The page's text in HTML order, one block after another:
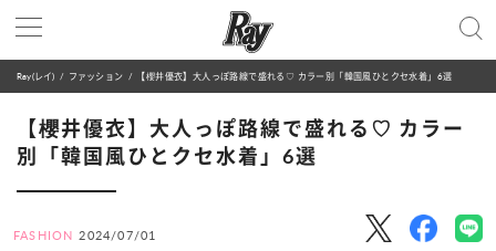
Ray(レイ) ファッション 【櫻井優衣】大人っぽ路線で盛れる♡ カラー別「韓国風ひとクセ水着」6選
【櫻井優衣】大人っぽ路線で盛れる♡ カラー
別「韓国風ひとクセ水着」6選
FASHION 2024/07/01